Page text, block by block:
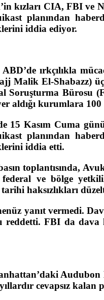
kızları CIA, FBI ve
planından
iddia ediyor.
ırkçılıkla
Malik El-Shabazz)
Soruşturma Bürosu
aldığı kurumlara
15 Kasım Cuma
planından
iddia etti.
toplantısında,
ve bölge
haksızlıkları
yanıt vermedi.
reddetti. FBI da
cevapsız kalan